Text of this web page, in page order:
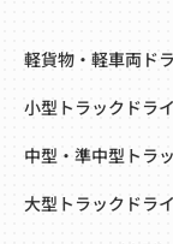
軽貨物・軽車両ド
小型トラックドラ
中型・準中型トラ
大型トラックドラ